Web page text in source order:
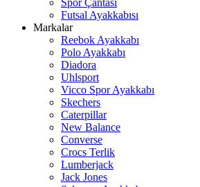
Futsal Ayakkabısı
Markalar
Reebok Ayakkabı
Polo Ayakkabı
Diadora
Uhlsport
Vicco Spor Ayakkabı
Skechers
Caterpillar
New Balance
Converse
Crocs Terlik
Lumberjack
Jack Jones